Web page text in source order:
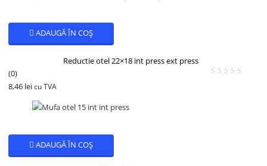
ADAUGĂ ÎN COȘ
Reductie otel 22×18 int press ext press
(0)
8,46 lei cu TVA
ADAUGĂ ÎN COȘ